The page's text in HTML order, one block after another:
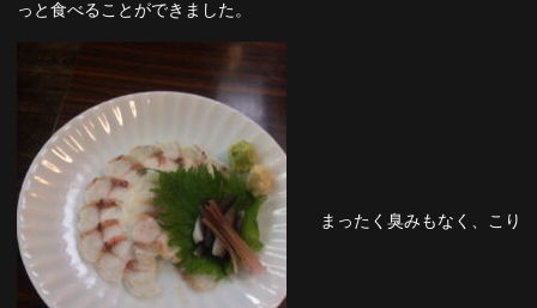
っと食べることができました。
まったく臭みもなく、こり